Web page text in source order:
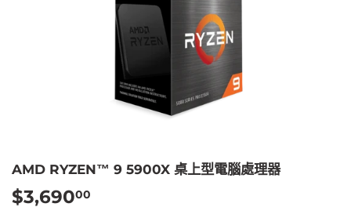
AMD RYZEN™ 9 5900X 桌上型電腦處理器
$3,69000